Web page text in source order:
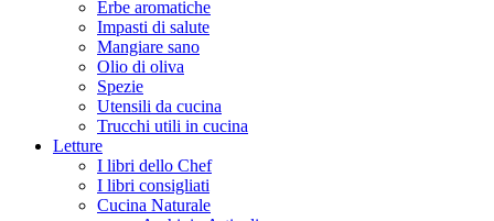
Erbe aromatiche
Impasti di salute
Mangiare sano
Olio di oliva
Spezie
Utensili da cucina
Trucchi utili in cucina
Letture
I libri dello Chef
I libri consigliati
Cucina Naturale